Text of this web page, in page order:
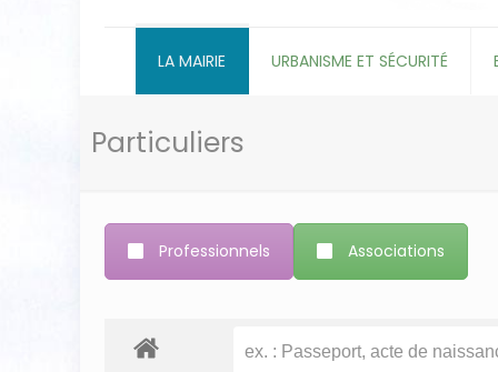
LA MAIRIE URBANISME ET SÉCURITÉ
Particuliers
Professionnels Associations